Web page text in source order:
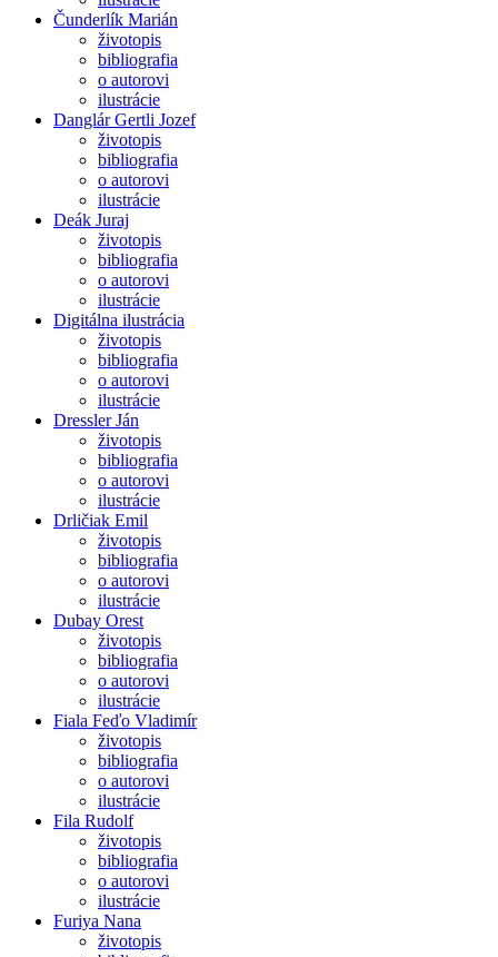
Čunderlík Marián
životopis
bibliografia
o autorovi
ilustrácie
Danglár Gertli Jozef
životopis
bibliografia
o autorovi
ilustrácie
Deák Juraj
životopis
bibliografia
o autorovi
ilustrácie
Digitálna ilustrácia
životopis
bibliografia
o autorovi
ilustrácie
Dressler Ján
životopis
bibliografia
o autorovi
ilustrácie
Drličiak Emil
životopis
bibliografia
o autorovi
ilustrácie
Dubay Orest
životopis
bibliografia
o autorovi
ilustrácie
Fiala Feďo Vladimír
životopis
bibliografia
o autorovi
ilustrácie
Fila Rudolf
životopis
bibliografia
o autorovi
ilustrácie
Furiya Nana
životopis